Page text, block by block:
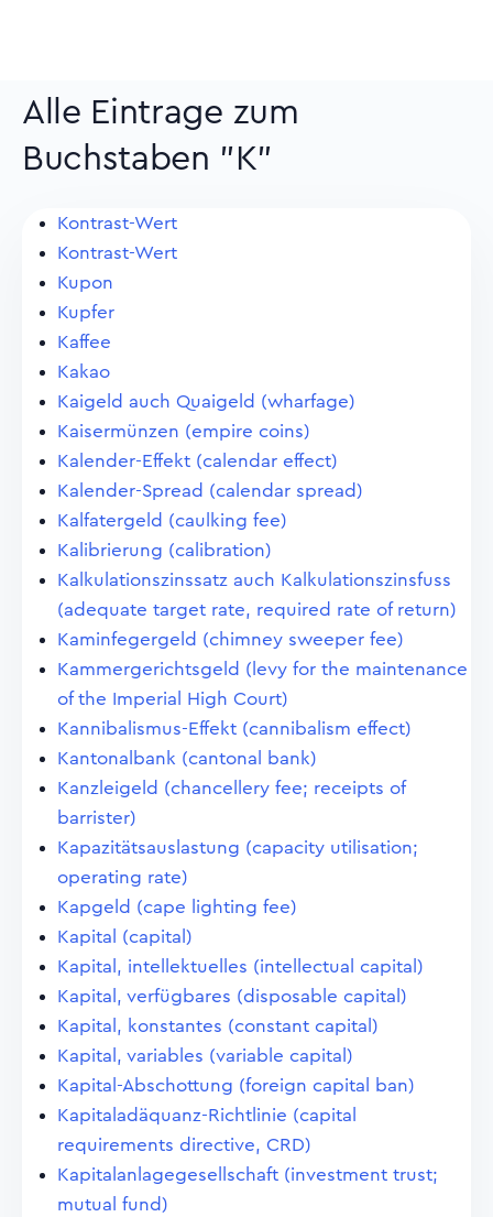
Alle Eintrage zum
Buchstaben "K"
Kontrast-Wert
Kontrast-Wert
Kupon
Kupfer
Kaffee
Kakao
Kaigeld auch Quaigeld (wharfage)
Kaisermünzen (empire coins)
Kalender-Effekt (calendar effect)
Kalender-Spread (calendar spread)
Kalfatergeld (caulking fee)
Kalibrierung (calibration)
Kalkulationszinssatz auch Kalkulationszinsfuss
(adequate target rate, required rate of return)
Kaminfegergeld (chimney sweeper fee)
Kammergerichtsgeld (levy for the maintenance
of the Imperial High Court)
Kannibalismus-Effekt (cannibalism effect)
Kantonalbank (cantonal bank)
Kanzleigeld (chancellery fee; receipts of
barrister)
Kapazitätsauslastung (capacity utilisation;
operating rate)
Kapgeld (cape lighting fee)
Kapital (capital)
Kapital, intellektuelles (intellectual capital)
Kapital, verfügbares (disposable capital)
Kapital, konstantes (constant capital)
Kapital, variables (variable capital)
Kapital-Abschottung (foreign capital ban)
Kapitaladäquanz-Richtlinie (capital
requirements directive, CRD)
Kapitalanlagegesellschaft (investment trust;
mutual fund)